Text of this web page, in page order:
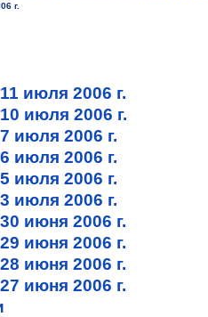
г.
июля 2006 г.
июля 2006 г.
июля 2006 г.
июля 2006 г.
июля 2006 г.
июля 2006 г.
июня 2006 г.
июня 2006 г.
июня 2006 г.
июня 2006 г.